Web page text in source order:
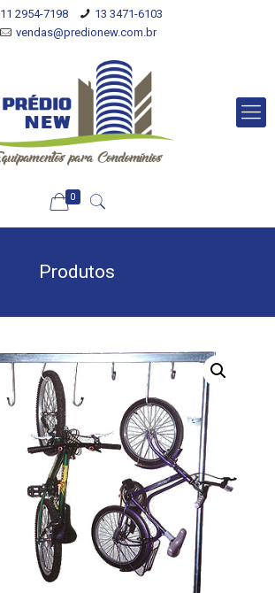
11 2954-7198
13 3471-6103
vendas@predionew.com.br
0
Produtos